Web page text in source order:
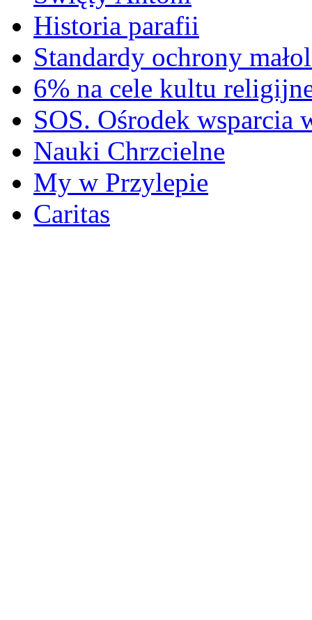
Historia parafii
Standardy ochrony
6% na cele kultu
SOS. Ośrodek wsparcia
Nauki Chrzcielne
My w Przylepie
Caritas